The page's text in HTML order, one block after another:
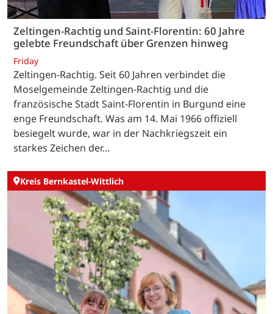
Zeltingen-Rachtig und Saint-Florentin: 60 Jahre
gelebte Freundschaft über Grenzen hinweg
Friday
Zeltingen-Rachtig. Seit 60 Jahren verbindet die
Moselgemeinde Zeltingen-Rachtig und die
französische Stadt Saint-Florentin in Burgund eine
enge Freundschaft. Was am 14. Mai 1966 offiziell
besiegelt wurde, war in der Nachkriegszeit ein
starkes Zeichen der…
Kreis Bernkastel-Wittlich